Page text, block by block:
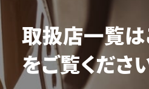
取扱店一覧は
をご覧くださ